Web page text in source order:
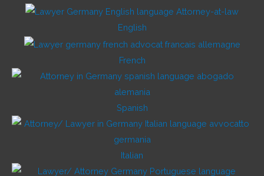
English
French
Spanish
Italian